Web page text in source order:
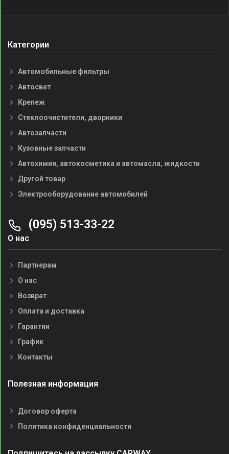
Категории
Автомобильные фильтры
Автосвет
Крепеж
Стеклоочистители, дворники
Автозапчасти
Кузовные запчасти
Автохимия, автокосметика и автомасла, жидкости
Другой товар
Электрооборудование автомобилей
(095) 513-33-22
О нас
Партнерам
О нас
Возврат
Оплата и доставка
Гарантии
График
Контакты
Полезная информация
Договор оферта
Политика конфиденциальности